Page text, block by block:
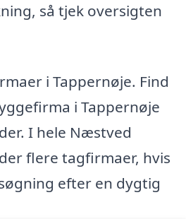
så tjek oversigten
i Tappernøje. Find
i Tappernøje
I hele Næstved
flere tagfirmaer, hvis
efter en dygtig